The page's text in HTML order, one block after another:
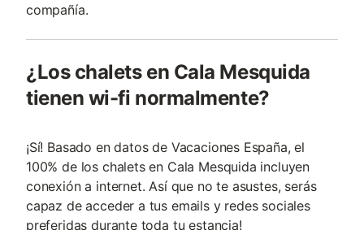
compañía.
¿Los chalets en Cala Mesquida
tienen wi-fi normalmente?
¡Sí! Basado en datos de Vacaciones España, el
100% de los chalets en Cala Mesquida incluyen
conexión a internet. Así que no te asustes, serás
capaz de acceder a tus emails y redes sociales
preferidas durante toda tu estancia!